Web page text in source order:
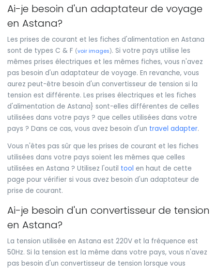
Ai-je besoin d'un adaptateur de voyage
en Astana?
Les prises de courant et les fiches d'alimentation en Astana
sont de types C & F (voir images). Si votre pays utilise les
mêmes prises électriques et les mêmes fiches, vous n'avez
pas besoin d'un adaptateur de voyage. En revanche, vous
aurez peut-être besoin d'un convertisseur de tension si la
tension est différente. Les prises électriques et les fiches
d'alimentation de Astana} sont-elles différentes de celles
utilisées dans votre pays ? que celles utilisées dans votre
pays ? Dans ce cas, vous avez besoin d'un travel adapter.
Vous n'êtes pas sûr que les prises de courant et les fiches
utilisées dans votre pays soient les mêmes que celles
utilisées en Astana ? Utilisez l'outil tool en haut de cette
page pour vérifier si vous avez besoin d'un adaptateur de
prise de courant.
Ai-je besoin d'un convertisseur de tension
en Astana?
La tension utilisée en Astana est 220V et la fréquence est
50Hz. Si la tension est la même dans votre pays, vous n'avez
pas besoin d'un convertisseur de tension lorsque vous